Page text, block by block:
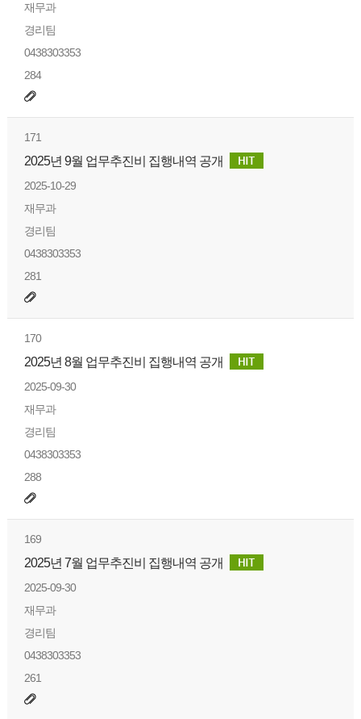
재무과
경리팀
0438303353
284
171
2025년 9월 업무추진비 집행내역 공개
2025-10-29
재무과
경리팀
0438303353
281
170
2025년 8월 업무추진비 집행내역 공개
2025-09-30
재무과
경리팀
0438303353
288
169
2025년 7월 업무추진비 집행내역 공개
2025-09-30
재무과
경리팀
0438303353
261